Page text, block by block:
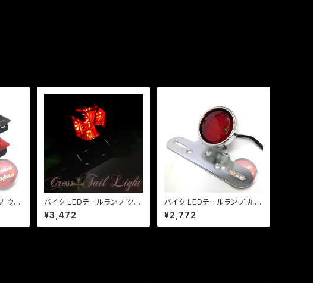
ウイ
ズ
X
バイク LEDテールランプ クロ
ステール ミニ十字型 LED/汎
用/マグナ/ジャズ/SR/TW/ビ
ンテージスタイル/ナンバー灯
¥3,472
バイク LEDテールランプ 丸目
テール/汎用/ナンバーステー/
シルバー/ビラーゴ/チョッパー/
SR/TW/FTR/CB/a324
¥2,772